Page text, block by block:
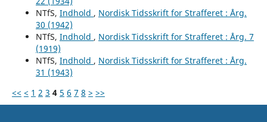
NTfS, Indhold , Nordisk Tidsskrift for Strafferet : Årg.
30 (1942)
NTfS, Indhold , Nordisk Tidsskrift for Strafferet : Årg. 7
(1919)
NTfS, Indhold , Nordisk Tidsskrift for Strafferet : Årg.
31 (1943)
<< < 1 2 3 4 5 6 7 8 > >>